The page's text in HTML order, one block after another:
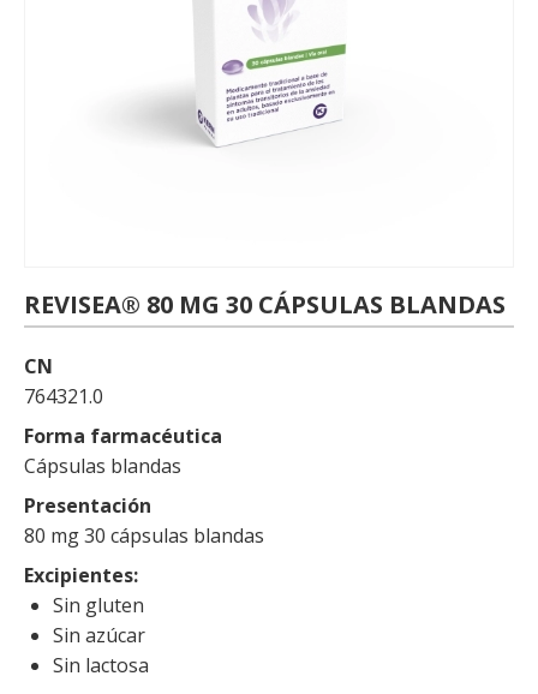
REVISEA® 80 MG 30 CÁPSULAS BLANDAS
CN
764321.0
Forma farmacéutica
Cápsulas blandas
Presentación
80 mg 30 cápsulas blandas
Excipientes
Sin gluten
Sin azúcar
Sin lactosa